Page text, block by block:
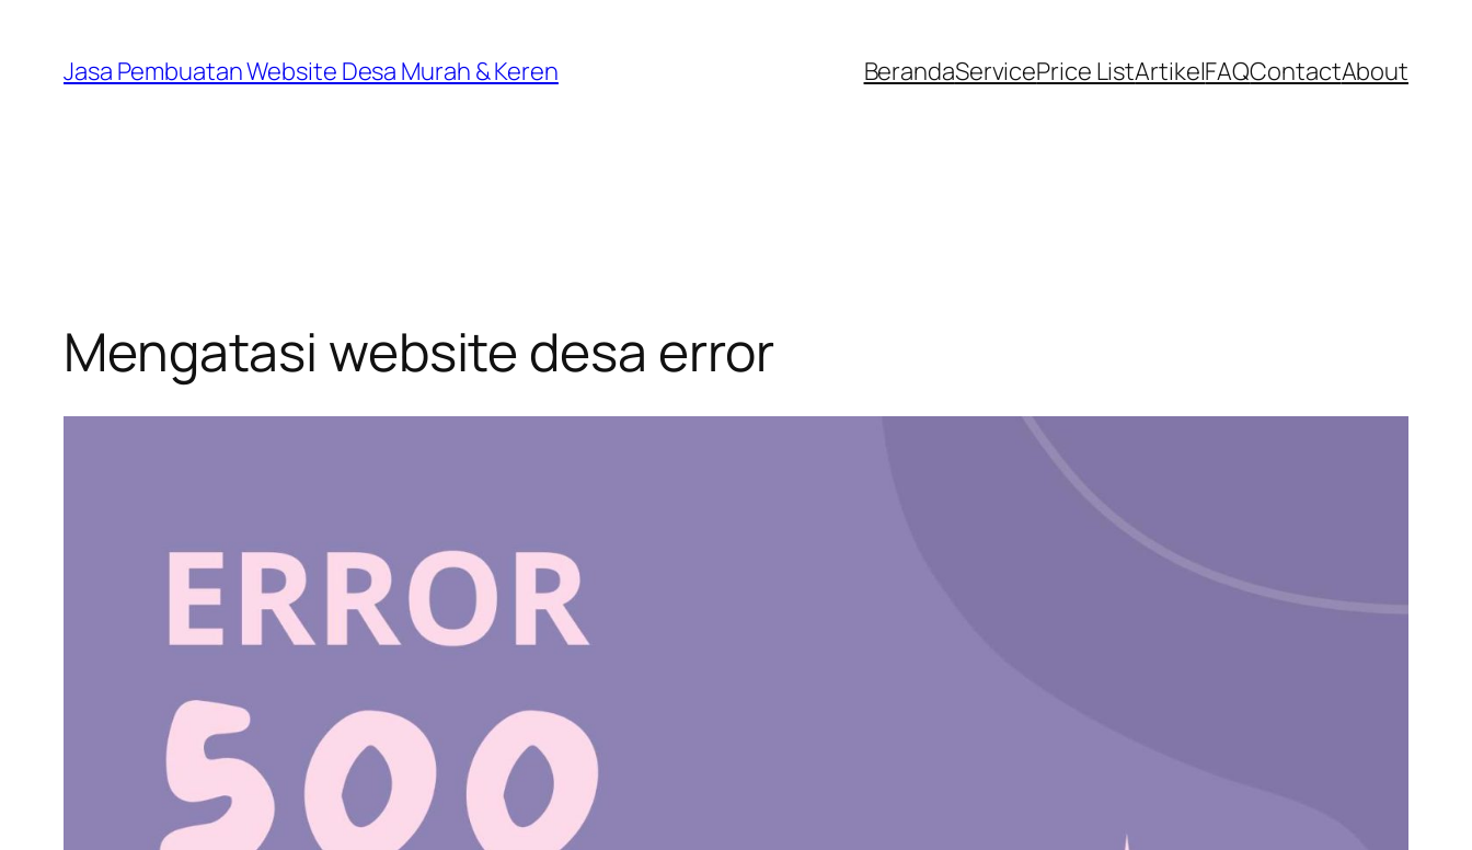
konten
Jasa Pembuatan Website Desa Murah & Keren BerandaServicePrice ListArtikelFAQContactAbout
Mengatasi website desa error